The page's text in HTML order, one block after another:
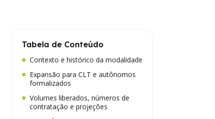
Tabela de Conteúdo
Contexto e histórico da modalidade
Expansão para CLT e autônomos
formalizados
Volumes liberados, números de
contratação e projeções